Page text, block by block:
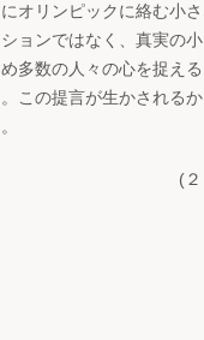
オリンピックに絡む小
ョンではなく、真実の
多数の人々の心を捉え
この提言が生かされる
(